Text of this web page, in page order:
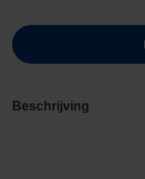
Beschrijving